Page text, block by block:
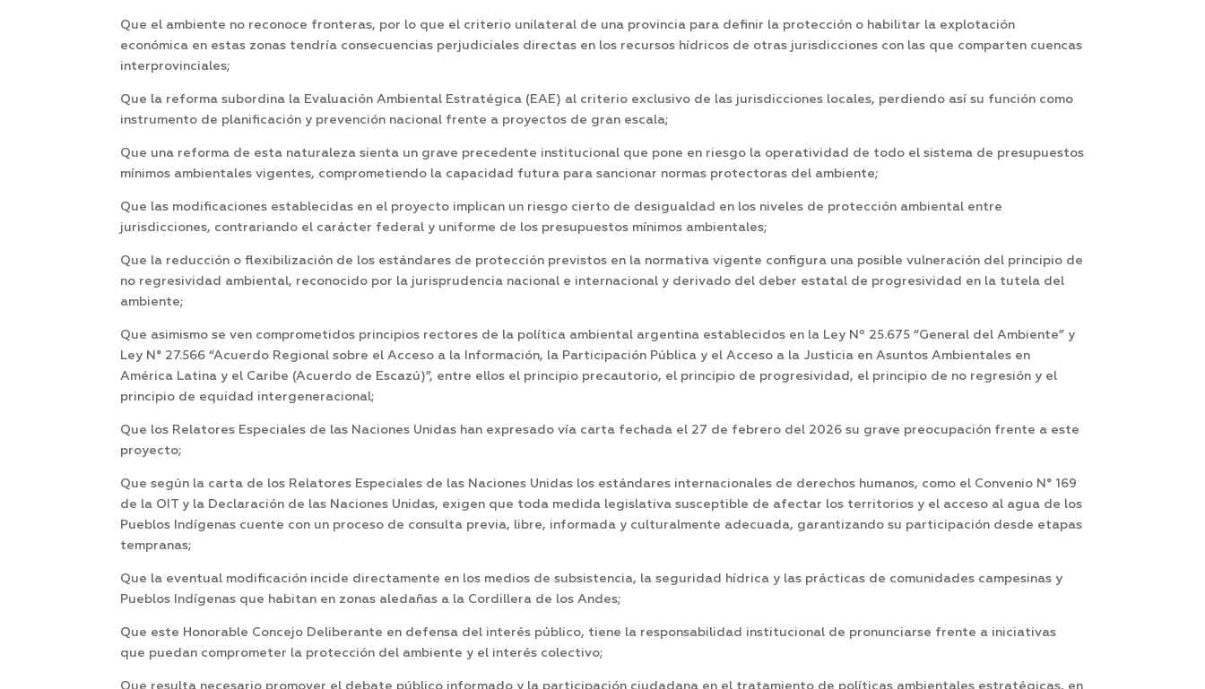
Que el ambiente no reconoce fronteras, por lo que el criterio unilateral de una provincia para definir la protección o habilitar la explotación
económica en estas zonas tendría consecuencias perjudiciales directas en los recursos hídricos de otras jurisdicciones con las que comparten cuencas
interprovinciales;
Que la reforma subordina la Evaluación Ambiental Estratégica (EAE) al criterio exclusivo de las jurisdicciones locales, perdiendo así su función como
instrumento de planificación y prevención nacional frente a proyectos de gran escala;
Que una reforma de esta naturaleza sienta un grave precedente institucional que pone en riesgo la operatividad de todo el sistema de presupuestos
mínimos ambientales vigentes, comprometiendo la capacidad futura para sancionar normas protectoras del ambiente;
Que las modificaciones establecidas en el proyecto implican un riesgo cierto de desigualdad en los niveles de protección ambiental entre
jurisdicciones, contrariando el carácter federal y uniforme de los presupuestos mínimos ambientales;
Que la reducción o flexibilización de los estándares de protección previstos en la normativa vigente configura una posible vulneración del principio de
no regresividad ambiental, reconocido por la jurisprudencia nacional e internacional y derivado del deber estatal de progresividad en la tutela del
ambiente;
Que asimismo se ven comprometidos principios rectores de la política ambiental argentina establecidos en la Ley Nº 25.675 “General del Ambiente” y
Ley N° 27.566 “Acuerdo Regional sobre el Acceso a la Información, la Participación Pública y el Acceso a la Justicia en Asuntos Ambientales en
América Latina y el Caribe (Acuerdo de Escazú)”, entre ellos el principio precautorio, el principio de progresividad, el principio de no regresión y el
principio de equidad intergeneracional;
Que los Relatores Especiales de las Naciones Unidas han expresado vía carta fechada el 27 de febrero del 2026 su grave preocupación frente a este
proyecto;
Que según la carta de los Relatores Especiales de las Naciones Unidas los estándares internacionales de derechos humanos, como el Convenio N° 169
de la OIT y la Declaración de las Naciones Unidas, exigen que toda medida legislativa susceptible de afectar los territorios y el acceso al agua de los
Pueblos Indígenas cuente con un proceso de consulta previa, libre, informada y culturalmente adecuada, garantizando su participación desde etapas
tempranas;
Que la eventual modificación incide directamente en los medios de subsistencia, la seguridad hídrica y las prácticas de comunidades campesinas y
Pueblos Indígenas que habitan en zonas aledañas a la Cordillera de los Andes;
Que este Honorable Concejo Deliberante en defensa del interés público, tiene la responsabilidad institucional de pronunciarse frente a iniciativas
que puedan comprometer la protección del ambiente y el interés colectivo;